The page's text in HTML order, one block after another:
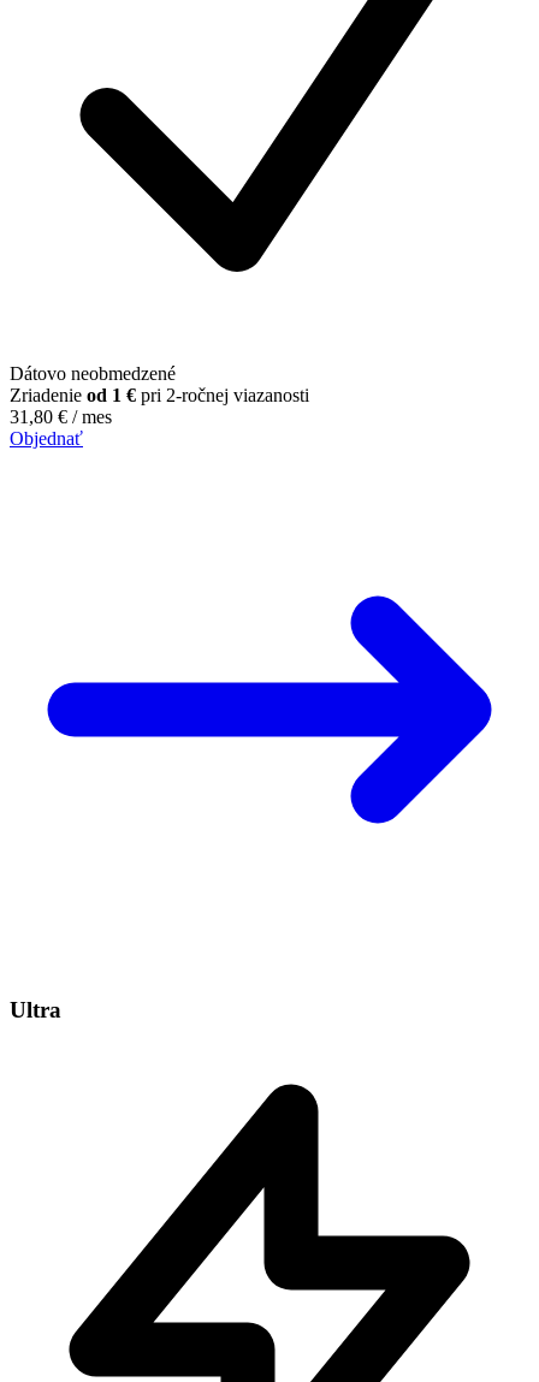
Dátovo neobmedzené
Zriadenie od 1 € pri 2-ročnej viazanosti
31,80 € / mes
Objednať
Ultra